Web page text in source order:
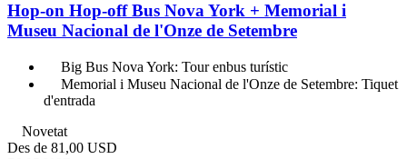
Hop-­on Hop­-off Bus Nova York + Memorial i
Museu Nacional de l'Onze de Setembre
Big Bus Nova York: Tour enbus turístic
Memorial i Museu Nacional de l'Onze de Setembre: Tiquet
d'entrada
Novetat
Des de 81,00 USD